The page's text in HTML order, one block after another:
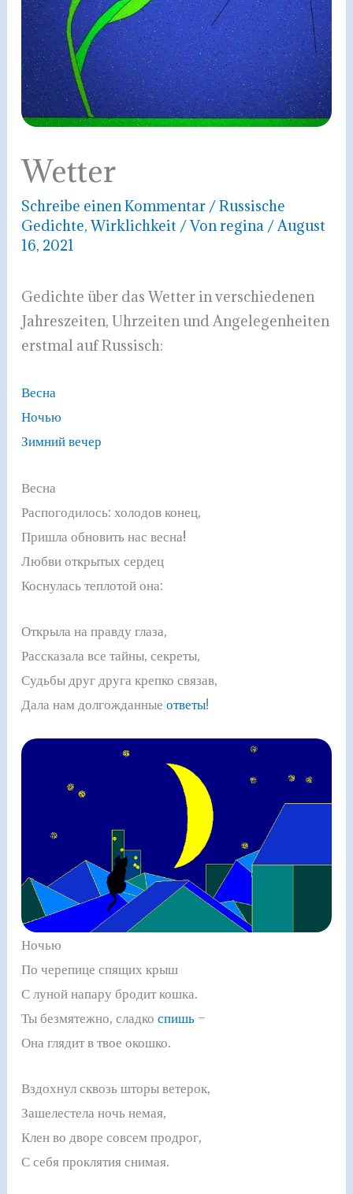
Wetter
Schreibe einen Kommentar /Russische
Gedichte,Wirklichkeit/ Vonregina /August
16, 2021
Gedichte über das Wetter in verschiedenen
Jahreszeiten, Uhrzeiten und Angelegenheiten
erstmal auf Russisch:
Весна
Ночью
Зимний вечер
Весна
Распогодилось: холодов конец,
Пришла обновить нас весна!
Любви открытых сердец
Коснулась теплотой она:
Открыла на правду глаза,
Рассказала все тайны, секреты,
Судьбы друг друга крепко связав,
Дала нам долгожданные ответы!
Ночью
По черепице спящих крыш
С луной напару бродит кошка.
Ты безмятежно, сладко спишь–
Она глядит в твое окошко.
Вздохнул сквозь шторы ветерок,
Зашелестела ночь немая,
Клен во дворе совсем продрог,
С себя проклятия снимая.